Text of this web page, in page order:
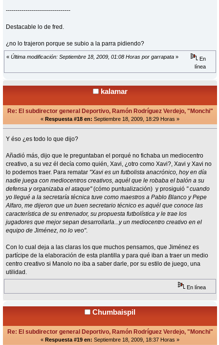
---------------------------------
Destacable lo de fred.
¿no lo trajeron porque se subio a la parra pidiendo?
« Última modificación: Septiembre 18, 2009, 01:08 Horas por garrapata »
En
línea
kalamar
Re: El subdirector general Deportivo, Ramón Rodríguez Verdejo, "Monchi"
« Respuesta #18 en: Septiembre 18, 2009, 18:29 Horas »
Y éso ¿es todo lo que dijo?
Añadió más, dijo que le preguntaban el porqué no fichaba un mediocentro
creativo, a su vez él decía como quién, Xavi, ¿otro como Xavi?, Xavi y Xavi no
lo podemos traer. Para rematar "Xavi es un futbolista anacrónico, hoy en día
nadie juega con mediocentros creativos, aquél que le robaba el balón a su
defensa y organizaba el ataque"(cómo puntualización) y prosiguió " cuando
yo llegué a la secretaría técnica tuve como maestros a Pablo Blanco y Pepe
Alfaro, me dijeron que un buen secretario técnico es aquél que conoce las
característica de su entrenador, su propuesta futbolística y le trae los
jugadores que mejor sepan desarrollarla...y un mediocentro creativo en el
equipo de Jiménez, no lo veo".
Con lo cual deja a las claras los que muchos pensamos, que Jiménez es
partícipe de la elaboración de esta plantilla y para qué iban a traer un medio
centro creativo si Manolo no iba a saber darle, por su estilo de juego, una
utilidad.
En línea
Chumbaispil
Re: El subdirector general Deportivo, Ramón Rodríguez Verdejo, "Monchi"
« Respuesta #19 en: Septiembre 18, 2009, 18:37 Horas »